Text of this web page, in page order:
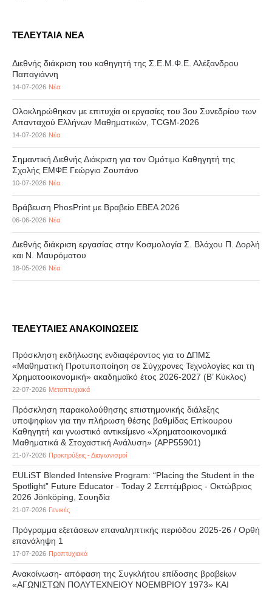
ΤΕΛΕΥΤΑΙΑ ΝΕΑ
Διεθνής διάκριση του καθηγητή της Σ.Ε.Μ.Φ.Ε. Αλέξανδρου
Παπαγιάννη
14-07-2026 Νέα
Ολοκληρώθηκαν με επιτυχία οι εργασίες του 3ου Συνεδρίου των
Απανταχού Ελλήνων Μαθηματικών, TCGM-2026
14-07-2026 Νέα
Σημαντική Διεθνής Διάκριση για τον Ομότιμο Καθηγητή της
Σχολής ΕΜΦΕ Γεώργιο Ζουπάνο
10-07-2026 Νέα
Βράβευση PhosPrint με Βραβείο ΕΒΕΑ 2026
06-06-2026 Νέα
Διεθνής διάκριση εργασίας στην Κοσμολογία Σ. Βλάχου Π. Δορλή
και Ν. Μαυρόματου
18-05-2026 Νέα
ΤΕΛΕΥΤΑΙΕΣ ΑΝΑΚΟΙΝΩΣΕΙΣ
Πρόσκληση εκδήλωσης ενδιαφέροντος για το ΔΠΜΣ
«Μαθηματική Προτυποποίηση σε Σύγχρονες Τεχνολογίες και τη
Χρηματοοικονομική» ακαδημαϊκό έτος 2026-2027 (B’ Kύκλος)
22-07-2026 Μεταπτυχιακά
Πρόσκληση παρακολούθησης επιστημονικής διάλεξης
υποψηφίων για την πλήρωση θέσης βαθμίδας Επίκουρου
Καθηγητή και γνωστικό αντικείμενο «Χρηματοοικονομικά
Μαθηματικά & Στοχαστική Ανάλυση» (APP55901)
21-07-2026 Προκηρύξεις - Διαγωνισμοί
EULiST Blended Intensive Program: “Placing the Student in the
Spotlight” Future Educator - Today 2 Σεπτέμβριος - Οκτώβριος
2026 Jönköping, Σουηδία
21-07-2026 Γενικές
Πρόγραμμα εξετάσεων επαναληπτικής περιόδου 2025-26 / Ορθή
επανάληψη 1
17-07-2026 Προπτυχιακά
Ανακοίνωση- απόφαση της Συγκλήτου επίδοσης βραβείων
«ΑΓΩΝΙΣΤΩΝ ΠΟΛΥΤΕΧΝΕΙΟΥ ΝΟΕΜΒΡΙΟΥ 1973» ΚΑΙ